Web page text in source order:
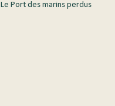
Le Port des marins perdus